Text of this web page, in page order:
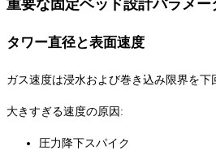
重要な固定ベッド設計パラメー
タワー直径と表面速度
ガス速度は浸水および巻き込み限界を下
大きすぎる速度の原因:
圧力降下スパイク